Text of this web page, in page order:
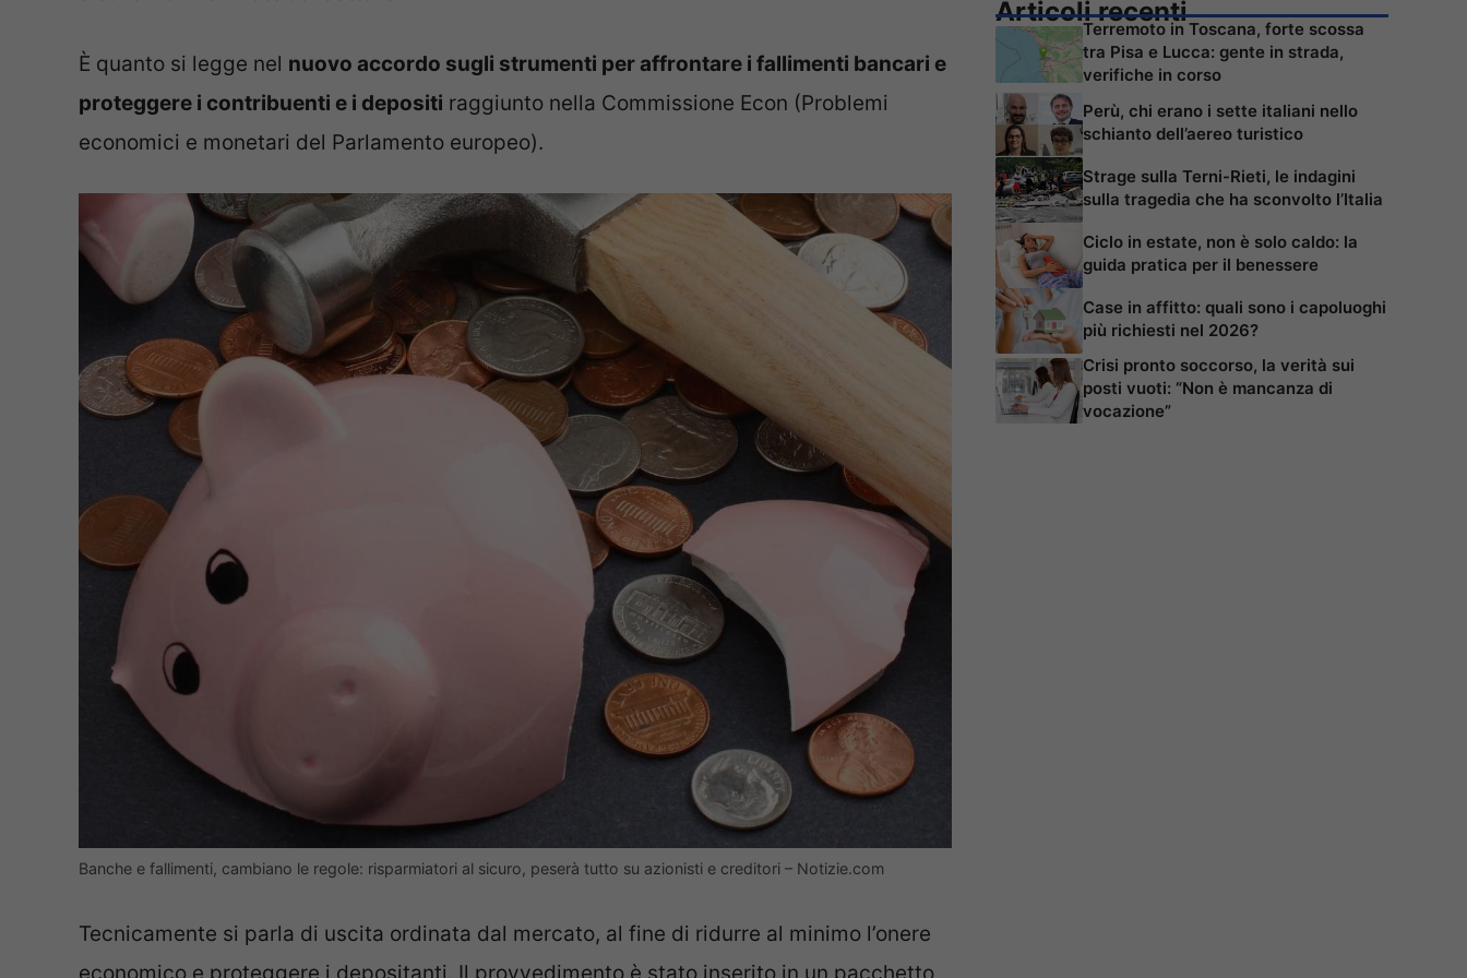
È quanto si legge nel nuovo accordo sugli strumenti per affrontare i fallimenti bancari e
proteggere i contribuenti e i depositi raggiunto nella Commissione Econ (Problemi
economici e monetari del Parlamento europeo).
Banche e fallimenti, cambiano le regole: risparmiatori al sicuro, peserà tutto su azionisti e creditori – Notizie.com
Tecnicamente si parla di uscita ordinata dal mercato, al fine di ridurre al minimo l’onere
economico e proteggere i depositanti. Il provvedimento è stato inserito in un pacchetto
Articoli recenti
Terremoto in Toscana, forte scossa
tra Pisa e Lucca: gente in strada,
verifiche in corso
Perù, chi erano i sette italiani nello
schianto dell’aereo turistico
Strage sulla Terni-Rieti, le indagini
sulla tragedia che ha sconvolto l’Italia
Ciclo in estate, non è solo caldo: la
guida pratica per il benessere
Case in affitto: quali sono i capoluoghi
più richiesti nel 2026?
Crisi pronto soccorso, la verità sui
posti vuoti: “Non è mancanza di
vocazione”